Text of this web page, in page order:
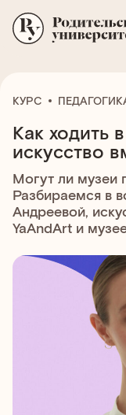
КУРС
Как ходить
искусство
Могут ли музеи
Разбираемся в
Андреевой,
YaAndArt и